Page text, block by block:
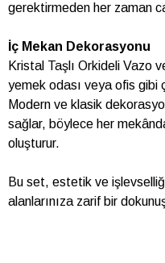
gerektirmeden her zaman
İç Mekan Dekorasyonu
Kristal Taşlı Orkideli Vazo
yemek odası veya ofis gibi
Modern ve klasik
sağlar, böylece her
oluşturur.
Bu set, estetik ve
alanlarınıza zarif bir